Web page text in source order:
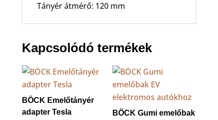
Tányér átmérő: 120 mm
Kapcsolódó termékek
BÖCK Emelőtányér
adapter Tesla
BÖCK Gumi emelőbak